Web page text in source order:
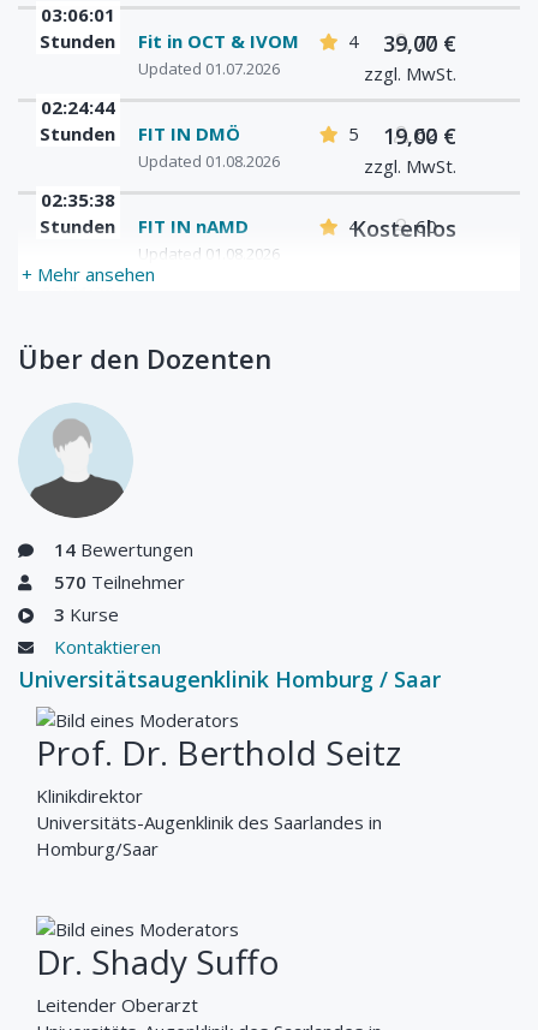
+ Mehr ansehen
03:06:01
Stunden
Fit in OCT & IVOM
Updated 01.07.2026
4
77
zzgl. MwSt.
39,00 €
02:24:44
Stunden
FIT IN DMÖ
Updated 01.08.2026
5
62
zzgl. MwSt.
19,00 €
02:35:38
Stunden
FIT IN nAMD
Updated 01.08.2026
4 60
Kostenlos
Aufbaukurs
Updated 01.07.2026
00:00:00
Stunden
d noch aktuell?
Über den Dozenten
14 Bewertungen
570 Teilnehmer
3 Kurse
Kontaktieren
Universitätsaugenklinik Homburg / Saar
Prof. Dr. Berthold Seitz
Klinikdirektor
Universitäts-Augenklinik des Saarlandes in
Homburg/Saar
Dr. Shady Suffo
Leitender Oberarzt